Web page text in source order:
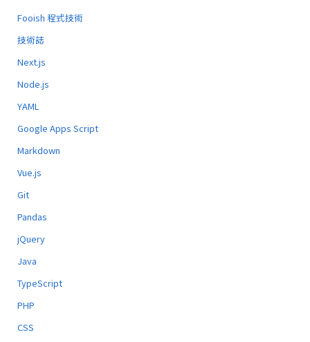
Fooish 程式技術
技術誌
Next.js
Node.js
YAML
Google Apps Script
Markdown
Vue.js
Git
Pandas
jQuery
Java
TypeScript
PHP
CSS